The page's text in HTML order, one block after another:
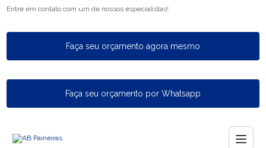
Entre em contato com um de nossos especialistas!
Faça seu orçamento agora mesmo
Faça seu orçamento por Whatsapp